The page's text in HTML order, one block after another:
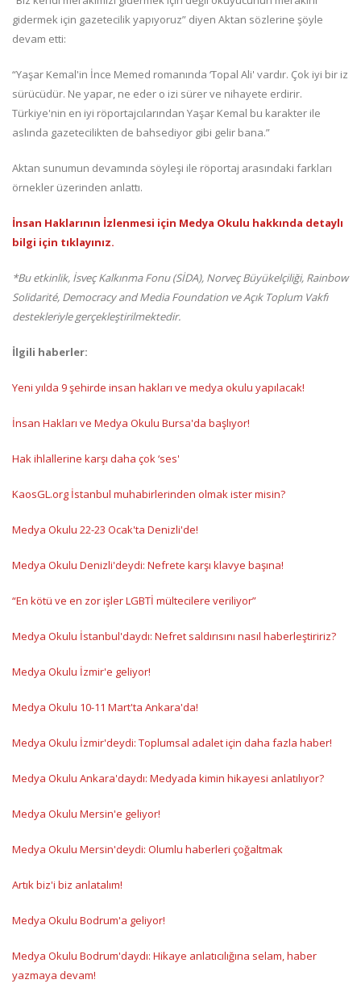
gidermek için gazetecilik yapıyoruz” diyen Aktan sözlerine şöyle
devam etti:
“Yaşar Kemal'in İnce Memed romanında ‘Topal Ali' vardır. Çok iyi bir iz
sürücüdür. Ne yapar, ne eder o izi sürer ve nihayete erdirir.
Türkiye'nin en iyi röportajcılarından Yaşar Kemal bu karakter ile
aslında gazetecilikten de bahsediyor gibi gelir bana.”
Aktan sunumun devamında söyleşi ile röportaj arasındaki farkları
örnekler üzerinden anlattı.
İnsan Haklarının İzlenmesi için Medya Okulu hakkında detaylı
bilgi için tıklayınız.
*Bu etkinlik, İsveç Kalkınma Fonu (SİDA), Norveç Büyükelçiliği, Rainbow
Solidarité, Democracy and Media Foundation ve Açık Toplum Vakfı
destekleriyle gerçekleştirilmektedir.
İlgili haberler:
Yeni yılda 9 şehirde insan hakları ve medya okulu yapılacak!
İnsan Hakları ve Medya Okulu Bursa'da başlıyor!
Hak ihlallerine karşı daha çok ‘ses'
KaosGL.org İstanbul muhabirlerinden olmak ister misin?
Medya Okulu 22-23 Ocak'ta Denizli'de!
Medya Okulu Denizli'deydi: Nefrete karşı klavye başına!
“En kötü ve en zor işler LGBTİ mültecilere veriliyor”
Medya Okulu İstanbul'daydı: Nefret saldırısını nasıl haberleştiririz?
Medya Okulu İzmir'e geliyor!
Medya Okulu 10-11 Mart'ta Ankara'da!
Medya Okulu İzmir'deydi: Toplumsal adalet için daha fazla haber!
Medya Okulu Ankara'daydı: Medyada kimin hikayesi anlatılıyor?
Medya Okulu Mersin'e geliyor!
Medya Okulu Mersin'deydi: Olumlu haberleri çoğaltmak
Artık biz'i biz anlatalım!
Medya Okulu Bodrum'a geliyor!
Medya Okulu Bodrum'daydı: Hikaye anlatıcılığına selam, haber
yazmaya devam!